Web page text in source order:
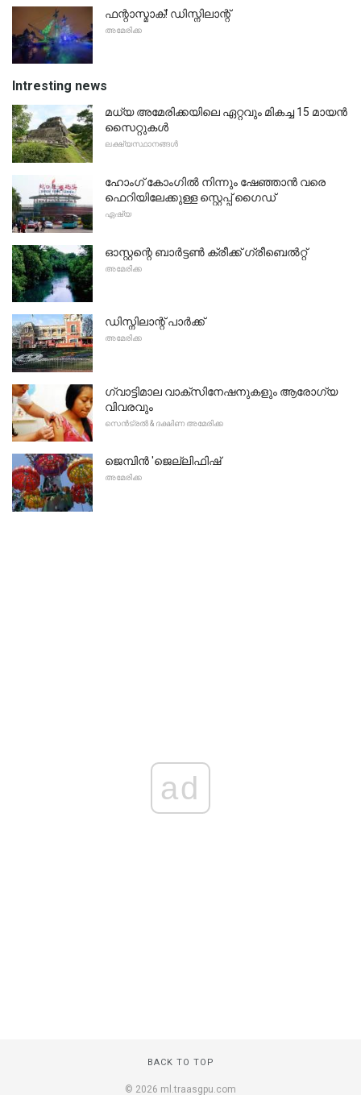
ഫന്റാസ്മാക്! ഡിസ്നിലാന്റ്
അമേരിക്ക
Intresting news
മധ്യ അമേരിക്കയിലെ ഏറ്റവും മികച്ച 15 മായൻ
സൈറ്റുകൾ
ലക്ഷ്യസ്ഥാനങ്ങൾ
ഹോംഗ് കോംഗിൽ നിന്നും ഷേഞ്ഞാൻ വരെ
ഫെറിയിലേക്കുള്ള സ്റ്റെപ്പ് ഗൈഡ്
ഏഷ്യ
ഓസ്റ്റന്റെ ബാർട്ടൺ ക്രീക്ക് ഗ്രീബെൽറ്റ്
അമേരിക്ക
ഡിസ്നിലാന്റ് പാർക്ക്
അമേരിക്ക
ഗ്വാട്ടിമാല വാക്സിനേഷനുകളും ആരോഗ്യ
വിവരവും
സെൻട്രൽ & ദക്ഷിണ അമേരിക്ക
ജെമ്പിൻ 'ജെല്ലിഫിഷ്
അമേരിക്ക
ad
BACK TO TOP
© 2026 ml.traasgpu.com